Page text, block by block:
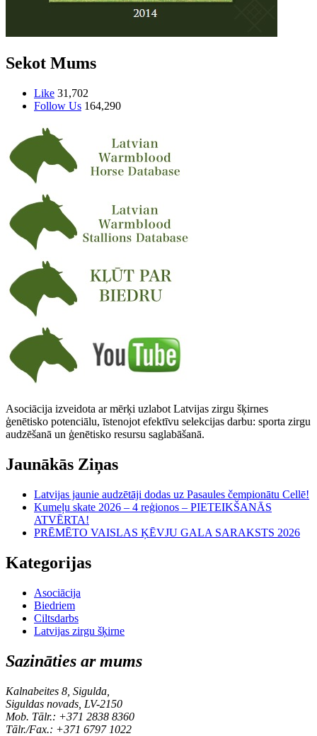
Sekot Mums
Like 31,702
Follow Us 164,290
Asociācija izveidota ar mērķi uzlabot Latvijas zirgu šķirnes
ģenētisko potenciālu, īstenojot efektīvu selekcijas darbu: sporta zirgu
audzēšanā un ģenētisko resursu saglabāšanā.
Jaunākās Ziņas
Latvijas jaunie audzētāji dodas uz Pasaules čempionātu Cellē!
Kumeļu skate 2026 – 4 reģionos – PIETEIKŠANĀS
ATVĒRTA!
PRĒMĒTO VAISLAS ĶĒVJU GALA SARAKSTS 2026
Kategorijas
Asociācija
Biedriem
Ciltsdarbs
Latvijas zirgu šķirne
Sazināties ar mums
Kalnabeites 8, Sigulda,
Siguldas novads, LV-2150
Mob. Tālr.: +371 2838 8360
Tālr./Fax.: +371 6797 1022